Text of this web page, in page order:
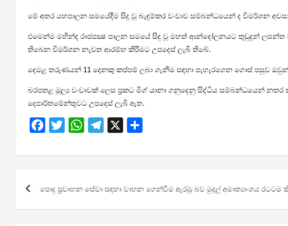
මේ අතර යහපාලන සමයේදීම සිදු වූ බැඳුම්කර වංචාව සම්බන්ධයෙන් ද විමර්ශන
එමෙන්ම මහින්ද රාජපක්‍ෂ පාලන සමයේ සිදු වූ මහත් ආන්දෝලනයට තුඩුදුන්
තිබෙන විමර්ශන නැවත ආරම්භ කිරීමට උපදෙස් ලැබී තිබේ.
දෙමළ තරුණයන් 11 දෙනකු කප්පම් ලබා ගැනීම සඳහා පැහැරගෙන ගොස් පසුව
බරපතළ මූල්‍ය වංචාවක් ලෙස ප්‍රකට මිග් යානා ගනුදෙනු සිද්ධිය සම්බන්ධයෙන්
දෙපාර්තමේන්තුවට උපදෙස් ලැබී ඇත.
F
ce
o
T
tt
W
at
A
T
e
a
X
ar
navigation
පොදු ප්‍රවාහන සේවා සඳහා වාහන ගෙන්වීම ඇරඹූ බව මුදල් අමාත්‍යාංශය රටටම